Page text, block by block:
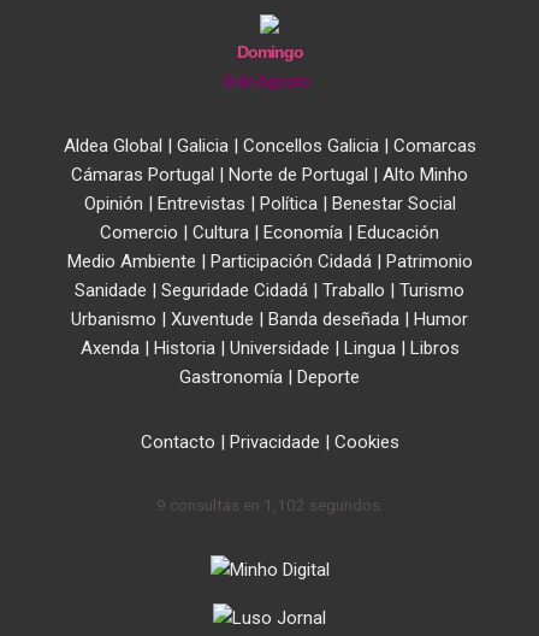
Domingo
9 de Agosto
Aldea Global | Galicia| Concellos Galicia| Comarcas
Cámaras Portugal | Norte de Portugal | Alto Minho
Opinión | Entrevistas | Política| Benestar Social
Comercio | Cultura | Economía | Educación
Medio Ambiente | Participación Cidadá| Patrimonio
Sanidade | Seguridade Cidadá | Traballo | Turismo
Urbanismo | Xuventude | Banda deseñada | Humor
Axenda| Historia| Universidade | Lingua| Libros
Gastronomía | Deporte
Contacto | Privacidade | Cookies
9 consultas en 1,102 segundos.